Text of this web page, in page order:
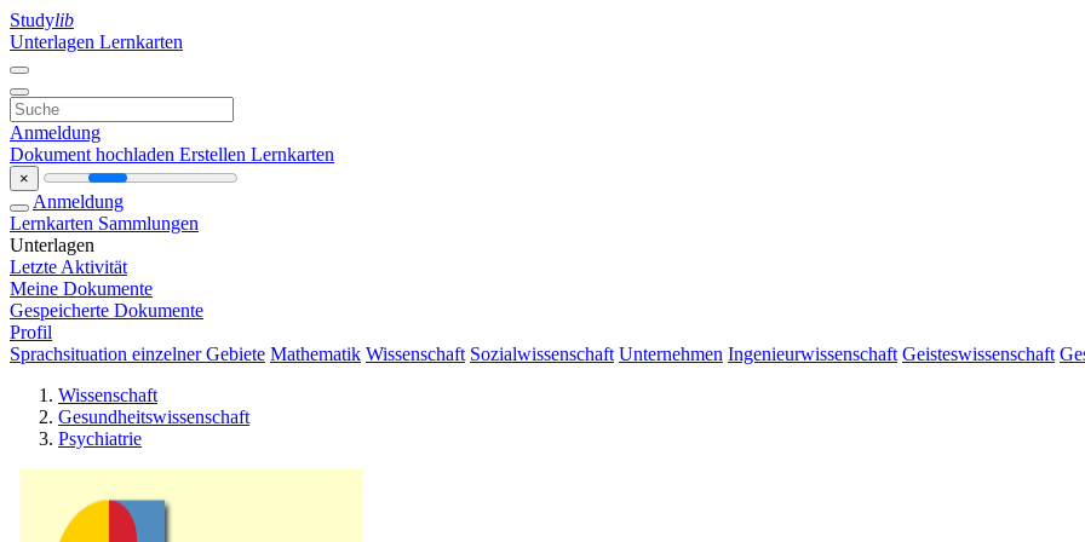
Studylib
Unterlagen Lernkarten
Anmeldung
Dokument hochladen Erstellen Lernkarten
×
Anmeldung
Lernkarten Sammlungen
Unterlagen
Letzte Aktivität
Meine Dokumente
Gespeicherte Dokumente
Profil
Sprachsituation einzelner Gebiete Mathematik Wissenschaft Sozialwissenschaft Unternehmen Ingenieurwissenschaft Geisteswissenschaft
Wissenschaft
Gesundheitswissenschaft
Psychiatrie